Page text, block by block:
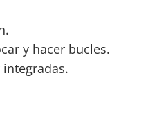
y hacer bucles.